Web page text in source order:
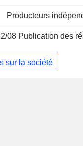
dans des
la vente de gypse
société exerce
Producteurs
08 Publication des
sur la société